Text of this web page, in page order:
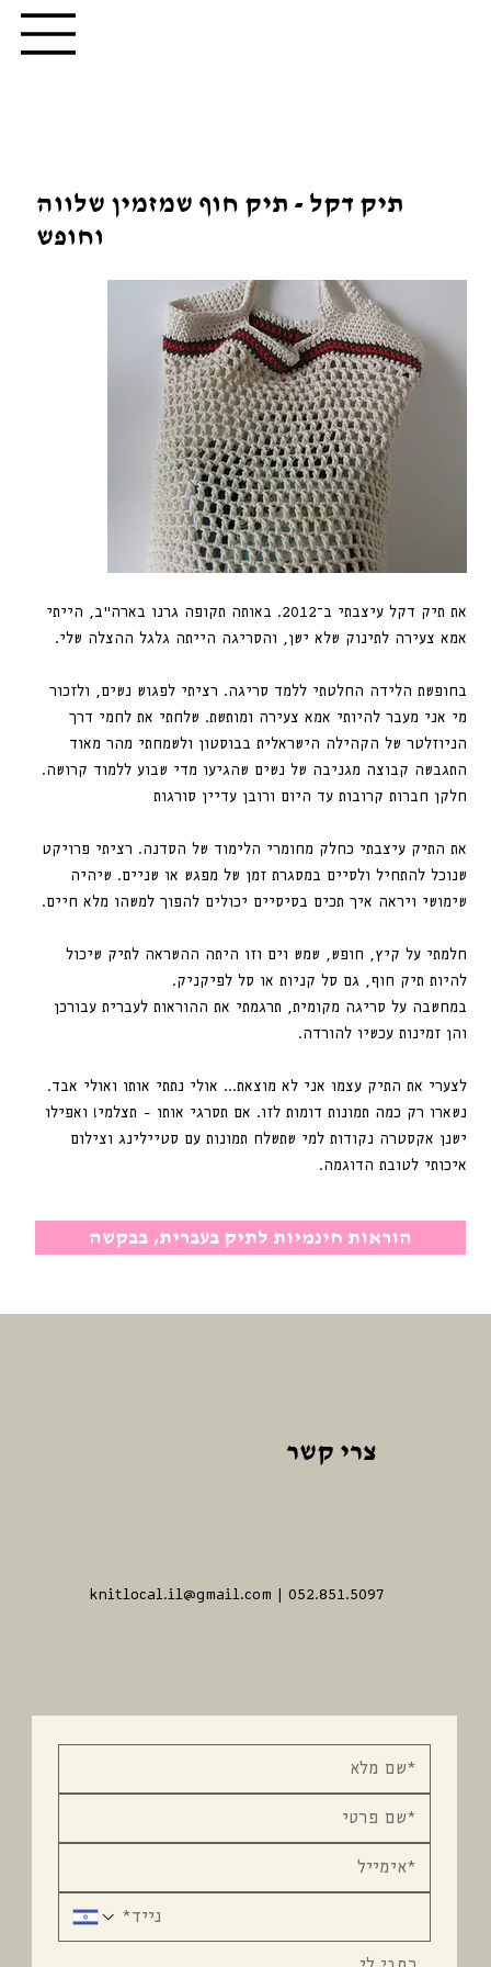
תיק דקל - תיק חוף שמזמין שלווה
וחופש
את תיק דקל עיצבתי ב־2012. באותה תקופה גרנו בארה״ב, הייתי
אמא צעירה לתינוק שלא ישן, והסריגה הייתה גלגל ההצלה שלי.
בחופשת הלידה החלטתי ללמד סריגה. רציתי לפגוש נשים, ולזכור
מי אני מעבר להיותי אמא צעירה ומותשת. שלחתי את לחמי דרך
הניוזלטר של הקהילה הישראלית בבוסטון ולשמחתי מהר מאוד
התגבשה קבוצה מגניבה של נשים שהגיעו מדי שבוע ללמוד קרושה.
חלקן חברות קרובות עד היום ורובן עדיין סורגות
את התיק עיצבתי כחלק מחומרי הלימוד של הסדנה. רציתי פרויקט
שנוכל להתחיל ולסיים במסגרת זמן של מפגש או שניים. שיהיה
שימושי ויראה איך תכים בסיסיים יכולים להפוך למשהו מלא חיים.
חלמתי על קיץ, חופש, שמש וים וזו היתה ההשראה לתיק שיכול
להיות תיק חוף, גם סל קניות או סל לפיקניק.
במחשבה על סריגה מקומית, תרגמתי את ההוראות לעברית עבורכן
והן זמינות עכשיו להורדה.
לצערי את התיק עצמו אני לא מוצאת... אולי נתתי אותו ואולי אבד.
נשארו רק כמה תמונות דומות לזו. אם תסרגי אותו - תצלמי! ואפילו
ישנן אקסטרה נקודות למי שתשלח תמונות עם סטיילינג וצילום
איכותי לטובת הדוגמה.
הוראות חינמיות לתיק בעברית, בבקשה
צרי קשר
knitlocal.il@gmail.com | 052.851.5097